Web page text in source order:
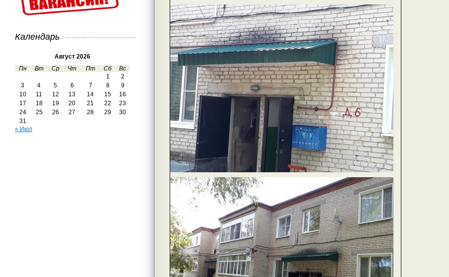
Календарь
Август 2026
Пн
Вт Ср Чт Пт Сб
Вс
1
2
3
4 5 6 7 8
9
10
11 12 13 14 15
16
17
18 19 20 21 22
23
24
25 26 27 28 29
30
31
« Июл